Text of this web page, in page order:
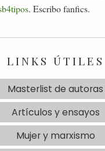
. Escribo fanfics.
LINKS ÚTILES
Masterlist de autoras
Artículos y ensayos
Mujer y marxismo